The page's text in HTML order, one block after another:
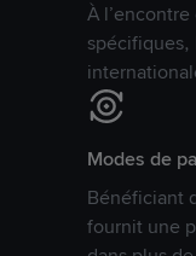
À
spécifiques,
Modes de
Bénéficiant
fournit une